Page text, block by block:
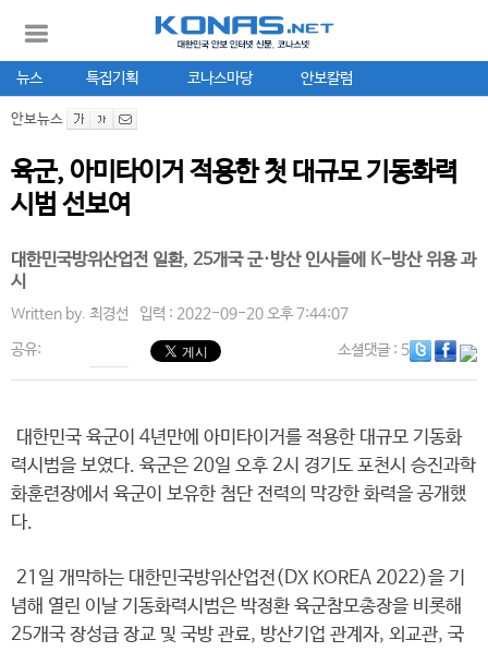
뉴스 특집기획 코나스마당 안보칼럼
안보뉴스
육군, 아미타이거 적용한 첫 대규모 기동화력
시범 선보여
대한민국방위산업전 일환, 25개국 군·방산 인사들에 K-방산 위용 과
시
Written by. 최경선 입력 : 2022-09-20 오후 7:44:07
공유: 소셜댓글: 5
대한민국 육군이 4년만에 아미타이거를 적용한 대규모 기동화
력시범을 보였다. 육군은 20일 오후 2시 경기도 포천시 승진과학
화훈련장에서 육군이 보유한 첨단 전력의 막강한 화력을 공개했
다.
21일 개막하는 대한민국방위산업전(DX KOREA 2022)을 기
념해 열린 이날 기동화력시범은 박정환 육군참모총장을 비롯해
25개국 장성급 장교 및 국방 관료, 방산기업 관계자, 외교관, 국